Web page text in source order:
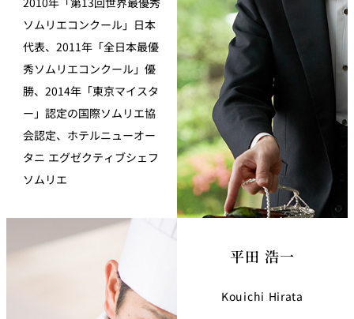
ソムリエコンクール」日本
代表、2011年「全日本最優
秀ソムリエコンクール」優
勝、2014年「東京マイスタ
ー」認定の国際ソムリエ協
会認定、ホテルニューオー
タニ エグゼクティブシェフ
ソムリエ
平田 浩一
Kouichi Hirata